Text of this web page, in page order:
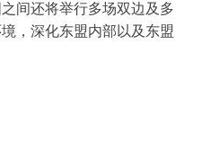
间还将举行多场双边及多
，深化东盟内部以及东盟